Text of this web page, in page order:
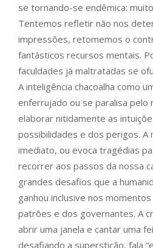
se tornando-se endêmica:
Tentemos refletir não nos
impressões, retomemos o
fantásticos recursos mentais.
faculdades já maltratadas se
A inteligência chacoalha como
enferrujado ou se paralisa pelo
elaborar nitidamente as
possibilidades e dos perigos. A
imediato, ou evoca tragédias
recorrer aos passos da nossa
grandes desafios que a
ganhou inclusive nos
patrões e dos governantes. A
abrir uma janela e cantar uma
desafiando a superstição, fala